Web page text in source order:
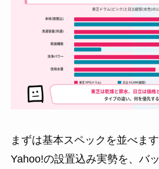
まずは基本スペックを並べま
Yahoo!の設置込み実勢を、バ